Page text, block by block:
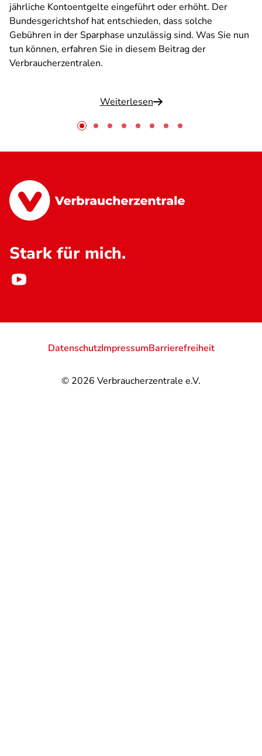
jährliche Kontoentgelte eingeführt oder erhöht. Der
Bundesgerichtshof hat entschieden, dass solche
Gebühren in der Sparphase unzulässig sind. Was Sie nun
tun können, erfahren Sie in diesem Beitrag der
Verbraucherzentralen.
Weiterlesen
Stark für mich.
© 2026 Verbraucherzentrale e.V.
DatenschutzImpressumBarrierefreiheit